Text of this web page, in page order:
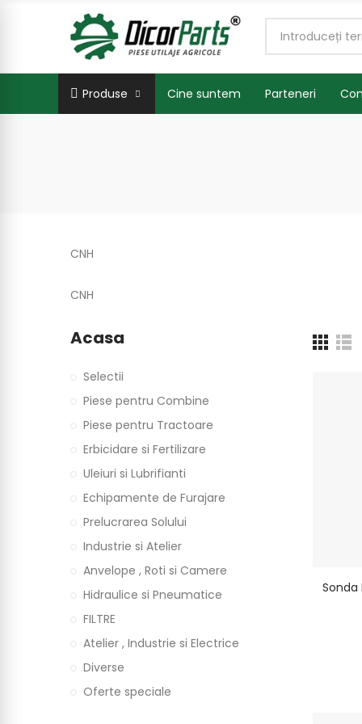
Produse Cine suntem Parteneri
CNH
CNH
Sonda
Acasa
Selectii
Piese pentru Combine
Piese pentru Tractoare
Erbicidare si Fertilizare
Uleiuri si Lubrifianti
Echipamente de Furajare
Prelucrarea Solului
Industrie si Atelier
Anvelope , Roti si Camere
Hidraulice si Pneumatice
FILTRE
Atelier , Industrie si Electrice
Diverse
Oferte speciale